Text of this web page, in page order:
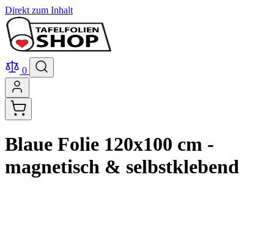
Direkt zum Inhalt
0
Blaue Folie 120x100 cm -
magnetisch & selbstklebend